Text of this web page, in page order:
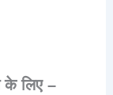
के लिए –